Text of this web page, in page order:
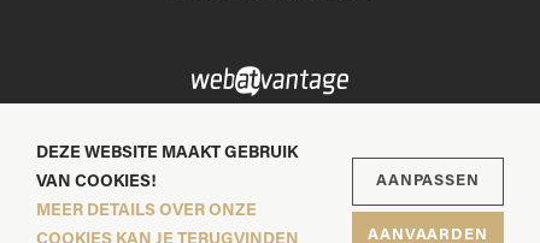
DEZE WEBSITE MAAKT GEBRUIK
VAN COOKIES!
MEER DETAILS OVER ONZE
AANPASSEN
AANVAARDEN